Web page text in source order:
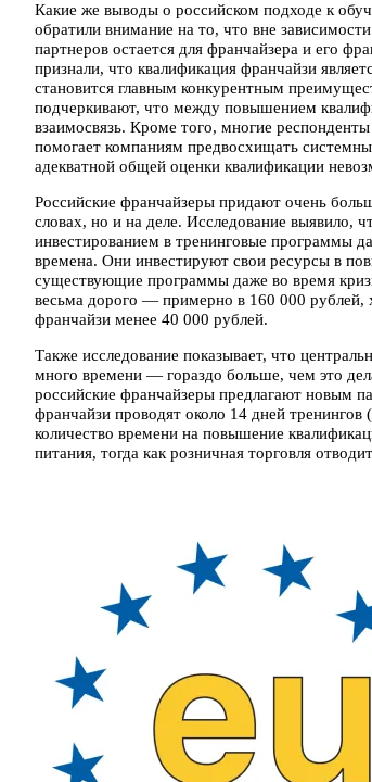
Какие же выводы о российском подходе к
обратили внимание на то, что вне
партнеров остается для франчайзера и его
признали, что квалификация франчайзи
становится главным конкурентным
подчеркивают, что между повышением
взаимосвязь. Кроме того, многие
помогает компаниям предвосхищать
адекватной общей оценки квалификации
Российские франчайзеры придают очень
словах, но и на деле. Исследование выявило,
инвестированием в тренинговые программы
времена. Они инвестируют свои ресурсы в
существующие программы даже во время
весьма дорого — примерно в 160 000 рублей,
франчайзи менее 40 000 рублей.
Также исследование показывает, что
много времени — гораздо больше, чем это
российские франчайзеры предлагают новым
франчайзи проводят около 14 дней
количество времени на повышение
питания, тогда как розничная торговля